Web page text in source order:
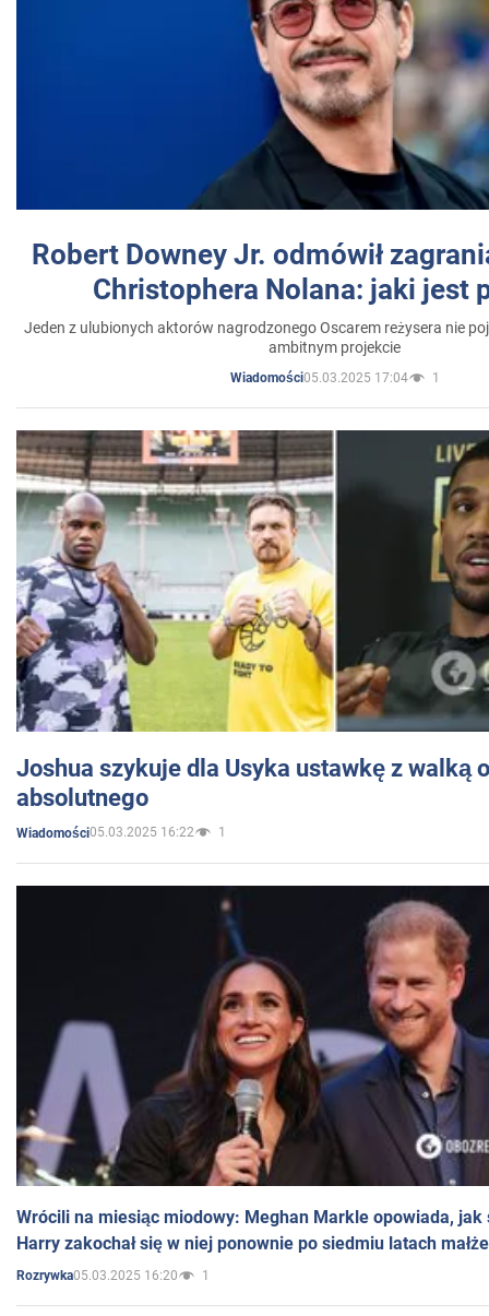
Robert Downey Jr. odmówił
Christophera Nolana: jaki jest
Jeden z ulubionych aktorów nagrodzonego Oscarem reżysera nie
ambitnym projekcie
Wiadomości05.03.2025 17:04 1
Joshua szykuje dla Usyka ustawkę z walką
absolutnego
Wiadomości05.03.2025 16:22 1
Wrócili na miesiąc miodowy: Meghan Markle opowiada, jak
Harry zakochał się w niej ponownie po siedmiu latach
Rozrywka05.03.2025 16:20 1